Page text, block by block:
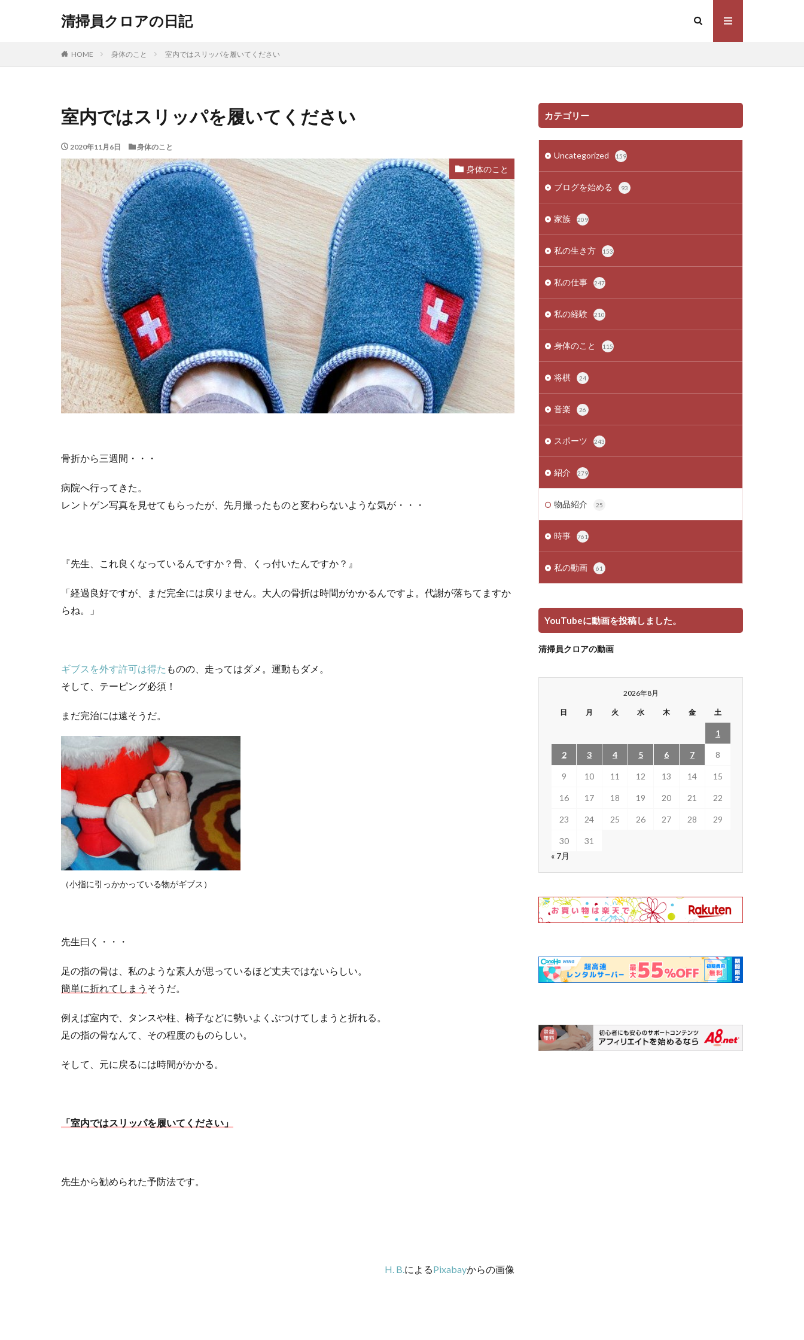
清掃員クロアの日記
HOME 身体のこと 室内ではスリッパを履いてください
室内ではスリッパを履いてください
2020年11月6日 身体のこと
身体のこと
骨折から三週間・・・
病院へ行ってきた。
レントゲン写真を見せてもらったが、先月撮ったものと変わらないような気が・・・
『先生、これ良くなっているんですか？骨、くっ付いたんですか？』
「経過良好ですが、まだ完全には戻りません。大人の骨折は時間がかかるんですよ。代謝が落ちてますか
らね。」
ギブスを外す許可は得た ものの、走ってはダメ。運動もダメ。
そして、テーピング必須！
まだ完治には遠そうだ。
（小指に引っかかっている物がギブス）
先生曰く・・・
足の指の骨は、私のような素人が思っているほど丈夫ではないらしい。
簡単に折れてしまう そうだ。
例えば室内で、タンスや柱、椅子などに勢いよくぶつけてしまうと折れる。
足の指の骨なんて、その程度のものらしい。
そして、元に戻るには時間がかかる。
「室内ではスリッパを履いてください」
先生から勧められた予防法です。
H. B.によるPixabayからの画像
カテゴリー
Uncategorized 159
ブログを始める 93
家族 209
私の生き方 153
私の仕事 247
私の経験 210
身体のこと 115
将棋 24
音楽 26
スポーツ 243
紹介 279
物品紹介 25
時事 761
私の動画 61
YouTubeに動画を投稿しました。
清掃員クロアの動画
2026年8月
日 月 火 水 木 金 土
1
2 3 4 5 6 7 8
9 10 11 12 13 14 15
16 17 18 19 20 21 22
23 24 25 26 27 28 29
30
31
« 7月